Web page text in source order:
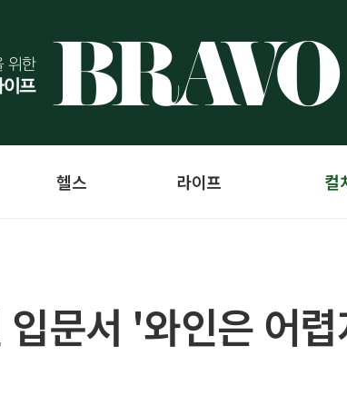
헬스 라이프 컬
문서 '와인은 어